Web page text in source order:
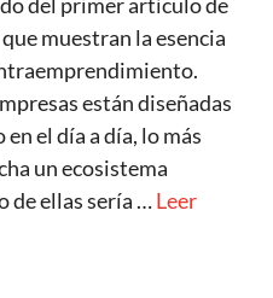
muestran la esencia
están diseñadas
el día a día, lo más
un ecosistema
de ellas sería …Leer